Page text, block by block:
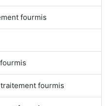
fourmis
fourmis